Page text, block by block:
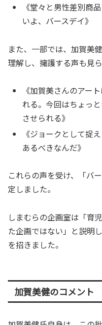
《堂々と男性差別商
いよ、バースデイ》
また、一部では、加賀美
理解し、擁護する声も見ら
《加賀美さんのアー
れる。今回はちょっ
させられる》
《ジョークとして捉
あるべきなんだ》
これらの声を受け、「バ
定しました。
しまむらの企画室は「育
た企画ではない」と説明
を招きました。
加賀美健のコメント